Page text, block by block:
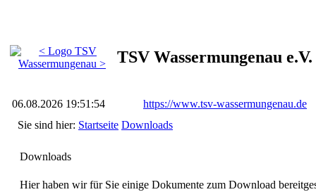
TSV Wassermungenau e.V.
06.08.2026 19:51:54
https://www.tsv-wassermungenau.de
Sie sind hier: Startseite Downloads
Downloads
Hier haben wir für Sie einige Dokumente zum Download